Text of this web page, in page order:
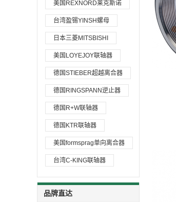
美国REXNORD莱克斯诺
台湾盈锡YINSH螺母
日本三菱MITSBISHI
美国LOYEJOY联轴器
德国STIEBER超越离合器
德国RINGSPANN逆止器
德国R+W联轴器
德国KTR联轴器
美国formsprag单向离合器
台湾C-KING联轴器
品牌直达